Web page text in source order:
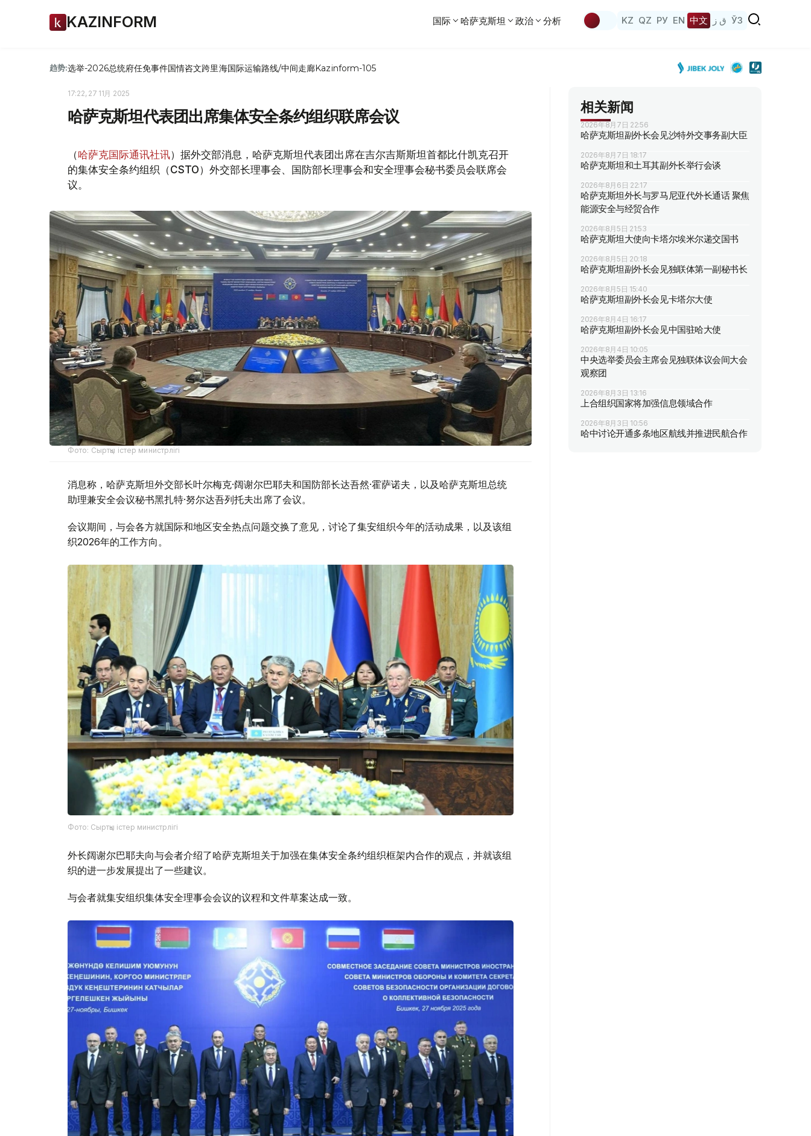
KAZINFORM 国际 哈萨克斯坦 政治 分析 KZ QZ РУ EN 中文 ق ز ЎЗ
趋势:选举-2026总统府任免事件国情咨文跨里海国际运输路线/中间走廊Kazinform-105
17:22, 27 11月 2025
哈萨克斯坦代表团出席集体安全条约组织联席会议
（哈萨克国际通讯社讯）据外交部消息，哈萨克斯坦代表团出席在吉尔吉斯斯坦首都比什凯克召开
的集体安全条约组织（CSTO）外交部长理事会、国防部长理事会和安全理事会秘书委员会联席会
议。
Фото: Сыртқы істер министрлігі
消息称，哈萨克斯坦外交部长叶尔梅克·阔谢尔巴耶夫和国防部长达吾然·霍萨诺夫，以及哈萨克斯坦总统
助理兼安全会议秘书黑扎特·努尔达吾列托夫出席了会议。
会议期间，与会各方就国际和地区安全热点问题交换了意见，讨论了集安组织今年的活动成果，以及该组
织2026年的工作方向。
Фото: Сыртқы істер министрлігі
外长阔谢尔巴耶夫向与会者介绍了哈萨克斯坦关于加强在集体安全条约组织框架内合作的观点，并就该组
织的进一步发展提出了一些建议。
与会者就集安组织集体安全理事会会议的议程和文件草案达成一致。
相关新闻
2026年8月7日 22:56
哈萨克斯坦副外长会见沙特外交事务副大臣
2026年8月7日 18:17
哈萨克斯坦和土耳其副外长举行会谈
2026年8月6日 22:17
哈萨克斯坦外长与罗马尼亚代外长通话 聚焦
能源安全与经贸合作
2026年8月5日 21:53
哈萨克斯坦大使向卡塔尔埃米尔递交国书
2026年8月5日 20:18
哈萨克斯坦副外长会见独联体第一副秘书长
2026年8月5日 15:40
哈萨克斯坦副外长会见卡塔尔大使
2026年8月4日 16:17
哈萨克斯坦副外长会见中国驻哈大使
2026年8月4日 10:05
中央选举委员会主席会见独联体议会间大会
观察团
2026年8月3日 13:16
上合组织国家将加强信息领域合作
2026年8月3日 10:56
哈中讨论开通多条地区航线并推进民航合作